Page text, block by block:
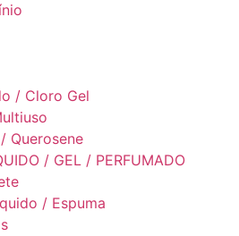
/ Cloro Gel
Querosene
/ GEL / PERFUMADO
/ Espuma